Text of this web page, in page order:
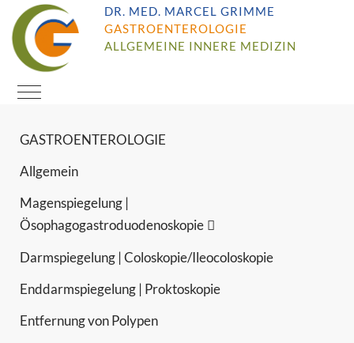
DR. MED. MARCEL GRIMME
GASTROENTEROLOGIE
ALLGEMEINE INNERE MEDIZIN
Mobile Menu Toggle
GASTROENTEROLOGIE
Allgemein
Magenspiegelung |
Ösophagogastroduodenoskopie
Darmspiegelung | Coloskopie/Ileocoloskopie
Enddarmspiegelung | Proktoskopie
Entfernung von Polypen